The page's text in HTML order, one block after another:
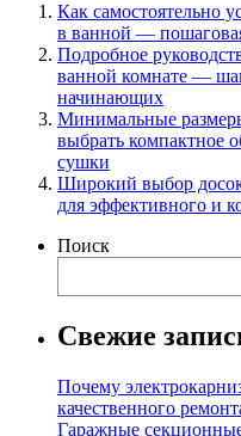
Как самостоятельно
в ванной —
Подробное
ванной комнате —
начинающих
Минимальные
выбрать компактное
сушки
Широкий выбор
для эффективного и
Поиск
Свежие
Почему
качественного
Гаражные